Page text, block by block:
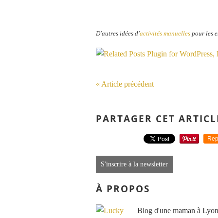
D'autres idées d'activités manuelles pour les
« Article précédent
PARTAGER CET
S'inscrire à la newsletter
À PROPOS
Blog d'une maman à